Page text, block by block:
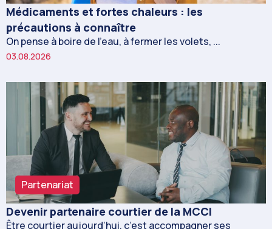
Médicaments et fortes chaleurs : les
précautions à connaître
On pense à boire de l’eau, à fermer les volets, ...
03.08.2026
Partenariat
Devenir partenaire courtier de la MCCI
Être courtier aujourd’hui, c’est accompagner ses